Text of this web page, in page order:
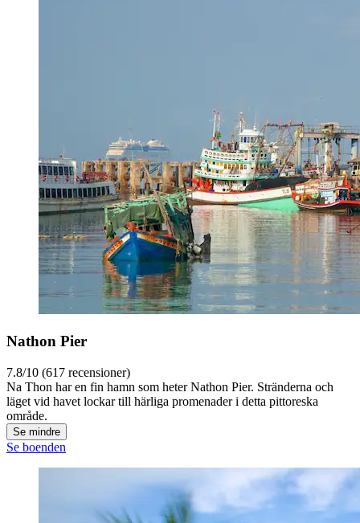
Nathon Pier
7.8/10 (617 recensioner)
Na Thon har en fin hamn som heter Nathon Pier. Stränderna och
läget vid havet lockar till härliga promenader i detta pittoreska
område.
Se mindre
Se boenden